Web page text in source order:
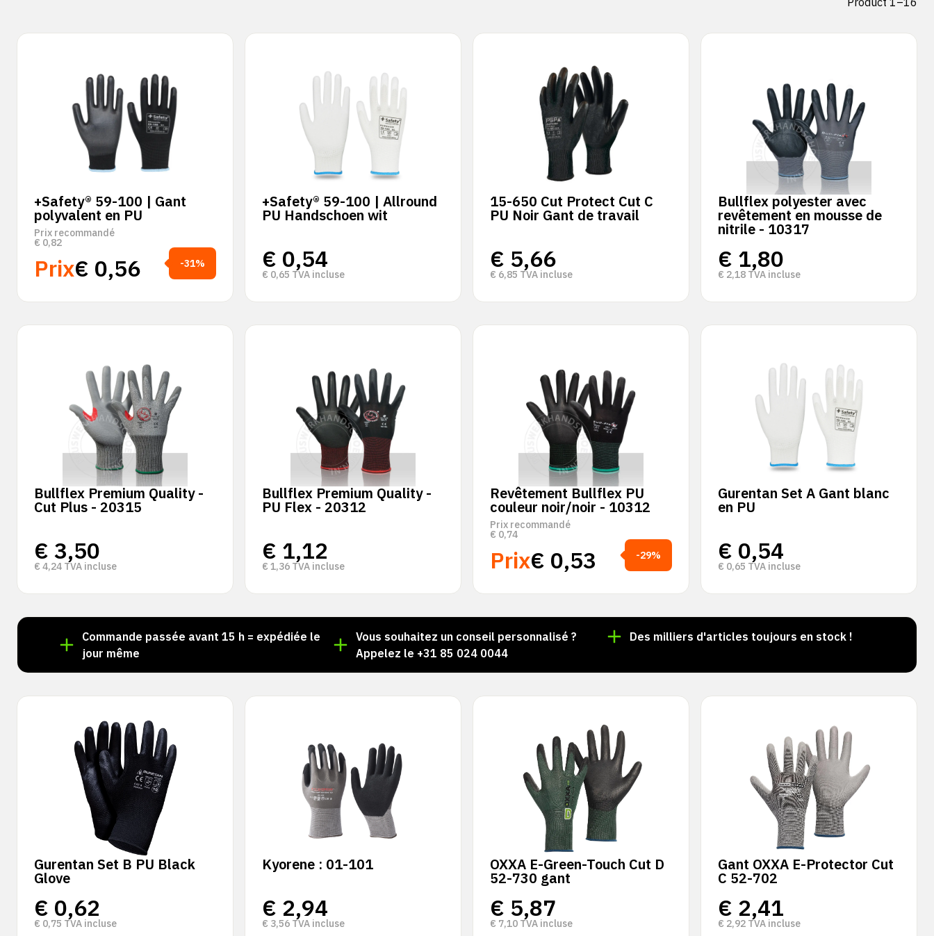
+Safety® 59-100 | Gant
polyvalent en PU
Prix recommandé
€ 0,82
Prix€ 0,56 -31%
+Safety® 59-100 | Allround
PU Handschoen wit
€ 0,54
€ 0,65 TVA incluse
15-650 Cut Protect Cut C
PU Noir Gant de travail
€ 5,66
€ 6,85 TVA incluse
Bullflex polyester avec
revêtement en mousse de
nitrile - 10317
€ 1,80
€ 2,18 TVA incluse
Bullflex Premium Quality -
Cut Plus - 20315
€ 3,50
€ 4,24 TVA incluse
Bullflex Premium Quality -
PU Flex - 20312
€ 1,12
€ 1,36 TVA incluse
Revêtement Bullflex PU
couleur noir/noir - 10312
Prix recommandé
€ 0,74
Prix€ 0,53 -29%
Gurentan Set A Gant blanc
en PU
€ 0,54
€ 0,65 TVA incluse
Commande passée avant 15 h = expédiée le
jour même
Vous souhaitez un conseil personnalisé ?
Appelez le +31 85 024 0044
Des milliers d'articles toujours en stock !
Gurentan Set B PU Black
Glove
€ 0,62
€ 0,75 TVA incluse
Kyorene : 01-101
€ 2,94
€ 3,56 TVA incluse
OXXA E-Green-Touch Cut D
52-730 gant
€ 5,87
€ 7,10 TVA incluse
Gant OXXA E-Protector Cut
C 52-702
€ 2,41
€ 2,92 TVA incluse